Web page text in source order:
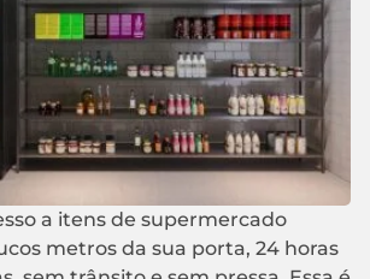
a itens de supermercado
metros da sua porta, 24 horas